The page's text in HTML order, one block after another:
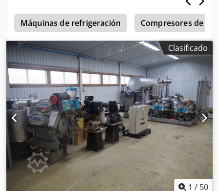
Máquinas de refrigeración Compresores de
Clasificado
1 / 50